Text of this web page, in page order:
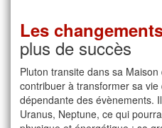
Les
plus de succès
Pluton transite dans sa
contribuer à transformer sa
dépendante des évènements.
Uranus, Neptune, ce qui